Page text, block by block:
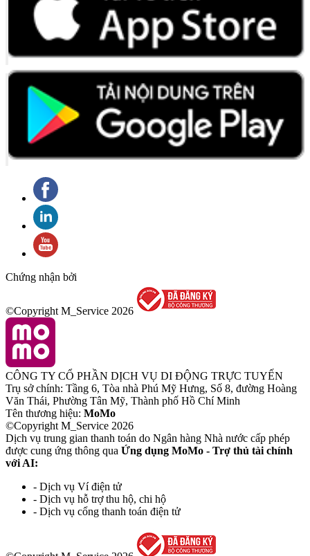
Chứng nhận bởi
©Copyright M_Service 2026
CÔNG TY CỔ PHẦN DỊCH VỤ DI ĐỘNG TRỰC TUYẾN
Trụ sở chính: Tầng 6, Tòa nhà Phú Mỹ Hưng, Số 8, đường Hoàng
Văn Thái, Phường Tân Mỹ, Thành phố Hồ Chí Minh
Tên thương hiệu: MoMo
©Copyright M_Service 2026
Dịch vụ trung gian thanh toán do Ngân hàng Nhà nước cấp phép
được cung ứng thông qua Ứng dụng MoMo - Trợ thủ tài chính
với AI:
- Dịch vụ Ví điện tử
- Dịch vụ hỗ trợ thu hộ, chi hộ
- Dịch vụ cổng thanh toán điện tử